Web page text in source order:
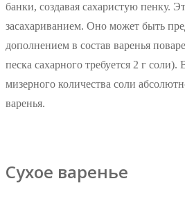
банки, создавая сахаристую пенку.
засахариванием. Оно может быть
дополнением в состав варенья
песка сахарного требуется 2 г соли).
мизерного количества соли
варенья.
Сухое варенье